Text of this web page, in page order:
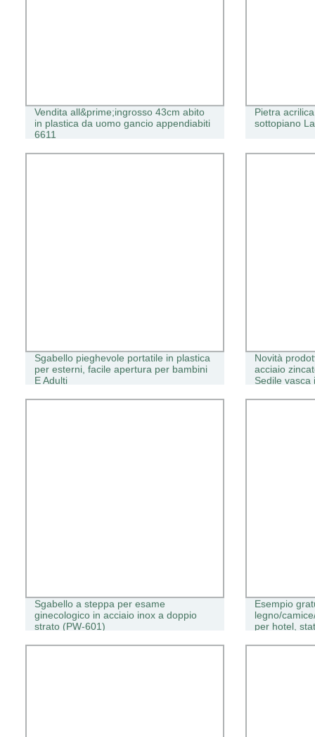
Vendita all&prime;ingrosso 43cm abito
in plastica da uomo gancio appendiabiti
6611
Pietra
sottopiano
Sgabello pieghevole portatile in plastica
per esterni, facile apertura per bambini
E Adulti
Novità
acciaio
Sedile vasca
Sgabello a steppa per esame
ginecologico in acciaio inox a doppio
strato (PW-601)
Esempio
legno/
per hotel,